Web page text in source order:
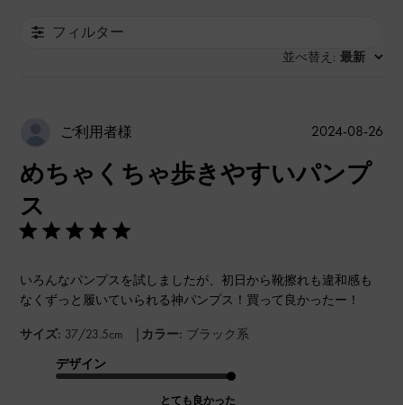
フィルター
並べ替え : 最新
ご利用者様
めちゃくちゃ歩きやすいパンプ
ス
いろんなパンプスを試しましたが、初日から靴擦れも違和感も
なくずっと履いていられる神パンプス！買って良かったー！
サイズ: 37/23.5cm | カラー: ブラック系
デザイン
とても良かった
公
2024-08-26